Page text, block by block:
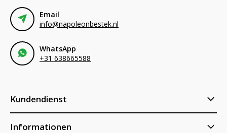
Email
info@napoleonbestek.nl
WhatsApp
+31 638665588
Kundendienst
Informationen